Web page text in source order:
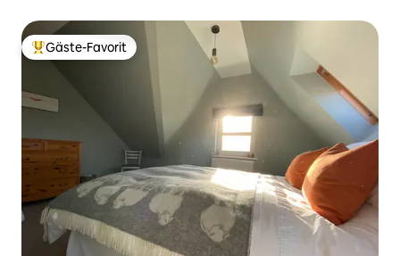
Beliebter Gäste-Favorit.
Gäste-Favorit